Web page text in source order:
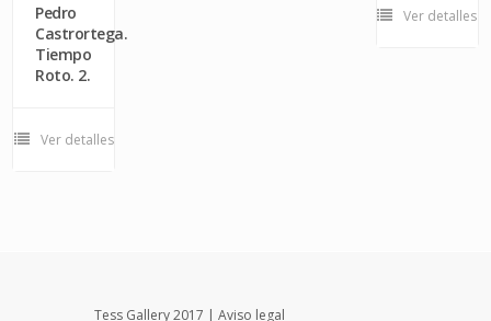
Pedro
Castrortega.
Tiempo
Roto. 2.
Ver detalles
Ver detalles
Tess Gallery 2017 | Aviso legal